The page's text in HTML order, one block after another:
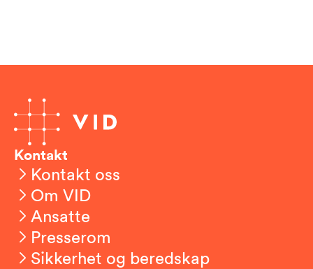
Kontakt
Kontakt oss
Om VID
Ansatte
Presserom
Sikkerhet og beredskap